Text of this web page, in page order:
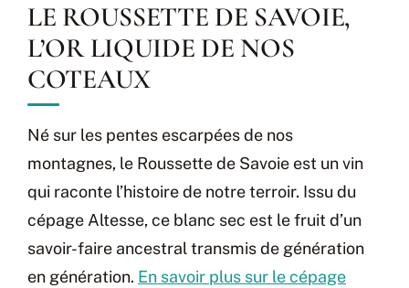
LE ROUSSETTE DE SAVOIE,
L’OR LIQUIDE DE NOS
COTEAUX
Né sur les pentes escarpées de nos
montagnes, le Roussette de Savoie est un vin
qui raconte l’histoire de notre terroir. Issu du
cépage Altesse, ce blanc sec est le fruit d’un
savoir-faire ancestral transmis de génération
en génération. En savoir plus sur le cépage